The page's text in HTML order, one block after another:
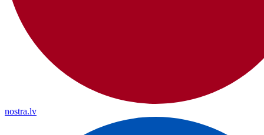
nostra.lv